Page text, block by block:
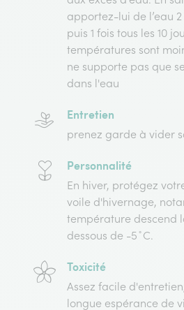
apportez-lui de l’eau
puis 1 fois tous les 10
températures sont
ne supporte pas que
dans l'eau
Entretien
prenez garde à vider
Personnalité
En hiver, protégez
voile d'hivernage,
température descend
dessous de -5˚C.
Toxicité
Assez facile
longue espérance de